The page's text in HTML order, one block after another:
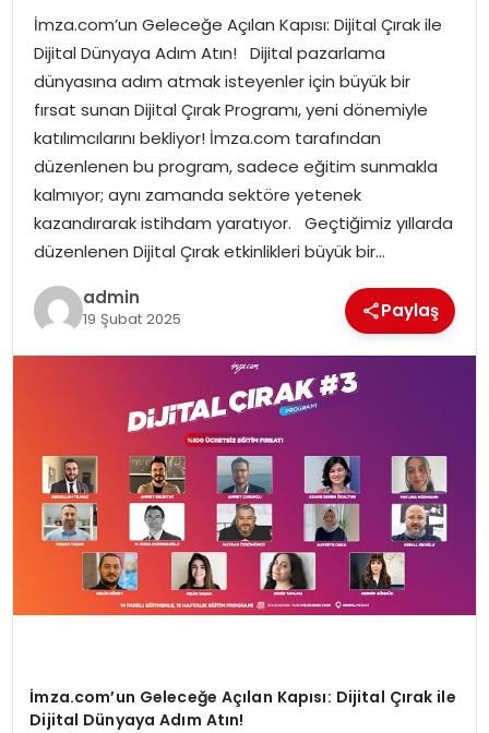
EKONOMI
SPOR
TEKNOLOJI
EĞITIM
GENEL
İmza.com’un Geleceğe Açılan Kapısı: Dijital Çırak ile
Dijital Dünyaya Adım Atın! Dijital pazarlama
dünyasına adım atmak isteyenler için büyük bir
fırsat sunan Dijital Çırak Programı, yeni dönemiyle
katılımcılarını bekliyor! İmza.com tarafından
düzenlenen bu program, sadece eğitim sunmakla
kalmıyor; aynı zamanda sektöre yetenek
kazandırarak istihdam yaratıyor. Geçtiğimiz yıllarda
düzenlenen Dijital Çırak etkinlikleri büyük bir…
admin
19 Şubat 2025 Paylaş
İmza.com’un Geleceğe Açılan Kapısı: Dijital Çırak ile
Dijital Dünyaya Adım Atın!